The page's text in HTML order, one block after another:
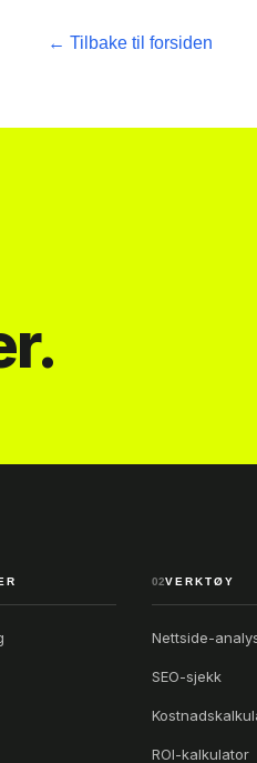
← Tilbake til forsiden
02VERKTØY
Nettside-
SEO-sjekk
ROI-kalkulator